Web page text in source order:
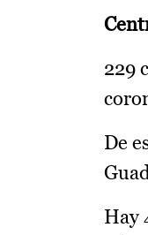
229
De
Hay